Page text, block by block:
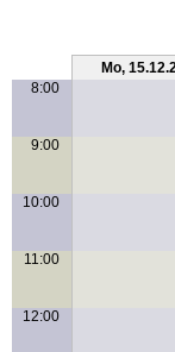
Mo,
8:00
9:00
10:00
11:00
12:00